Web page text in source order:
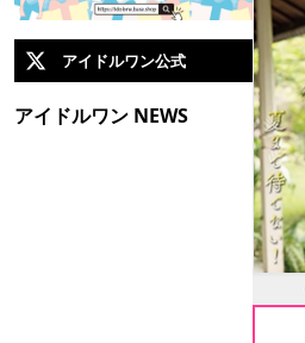
アイドルワン公式
アイドルワン NEWS